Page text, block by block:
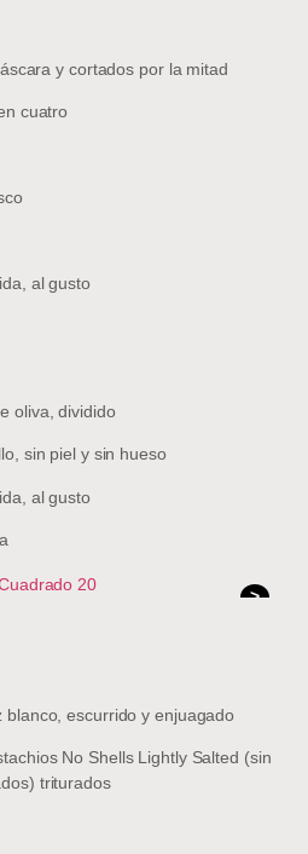
y cortados por la mitad
cuatro
al gusto
oliva, dividido
sin piel y sin hueso
al gusto
>
blanco, escurrido y enjuagado
No Shells Lightly Salted (sin
triturados